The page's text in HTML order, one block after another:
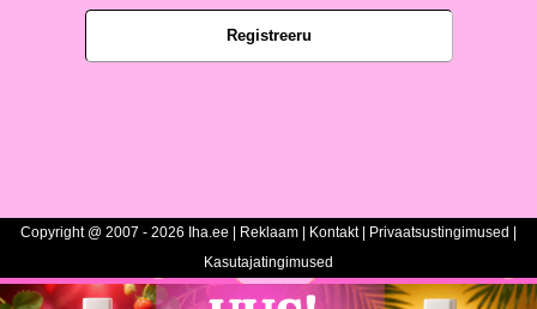
Registreeru
Copyright @ 2007 - 2026 Iha.ee | Reklaam Kontakt| Privaatsustingimused
Kasutajatingimused